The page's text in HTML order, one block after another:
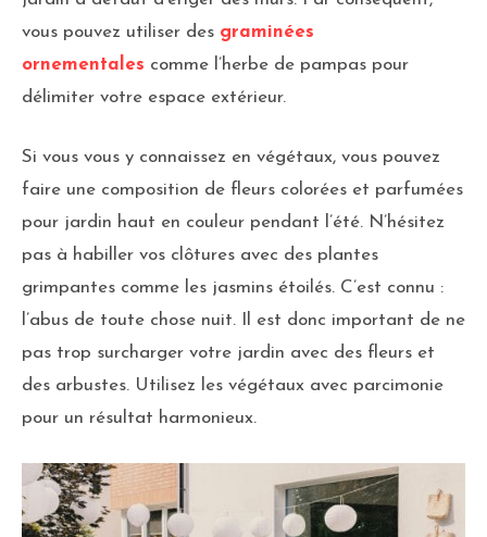
vous pouvez utiliser des graminées
ornementales comme l’herbe de pampas pour
délimiter votre espace extérieur.
Si vous vous y connaissez en végétaux, vous pouvez
faire une composition de fleurs colorées et parfumées
pour jardin haut en couleur pendant l’été. N’hésitez
pas à habiller vos clôtures avec des plantes
grimpantes comme les jasmins étoilés. C’est connu :
l’abus de toute chose nuit. Il est donc important de ne
pas trop surcharger votre jardin avec des fleurs et
des arbustes. Utilisez les végétaux avec parcimonie
pour un résultat harmonieux.